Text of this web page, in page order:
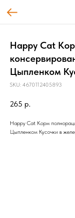
Happy Cat
Цыпленком
SKU: 4670112405893
265 р.
Happy Cat Корм
Цыпленком Кусочки в